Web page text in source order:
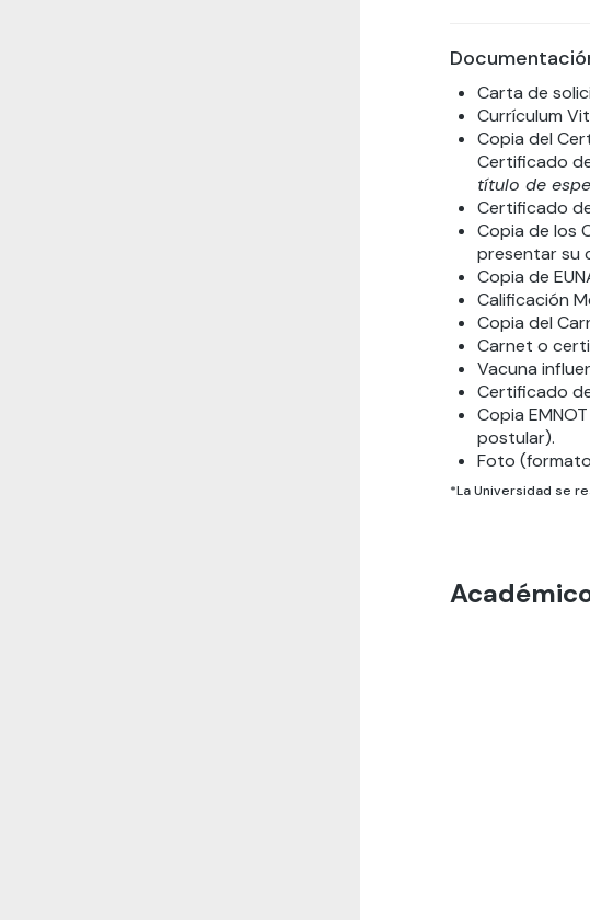
Carta de
Currículum
Copia del
Certificado
título de
Certificado
Copia de los
presentar su
Copia de
Calificación
Copia del
Carnet o
Vacuna
Certificado
Copia
postular).
Foto
*La Universidad se